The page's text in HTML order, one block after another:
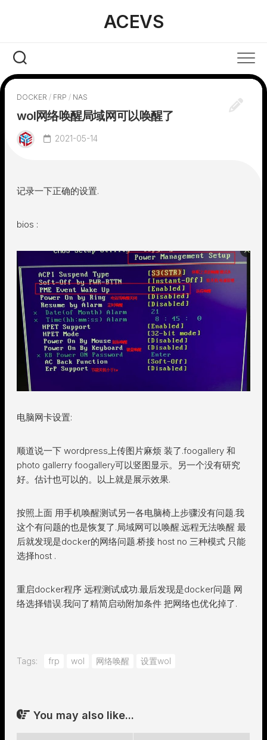
ACEVS
DOCKER / FRP / NAS
wol网络唤醒局域网可以唤醒了
2021-05-14
记录一下正确的设置.
bios :
电脑网卡设置:
顺道说一下 wordpress上传图片麻烦 装了.foogallery 和
photo gallerry foogallery可以竖图显示。另一个没有研究
好。估计也可以的。以上就是展示效果.
按照上面 用手机唤醒测试另一各电脑椅上步骤没有问题.我
这个有问题的也是恢复了.局域网可以唤醒.远程无法唤醒 最
后就发现是docker的网络问题.桥接 host no 三种模式 只能
选择host .
重启docker程序 远程测试成功.最后发现是docker问题 网
络选择错误.我问了精简启动附加条件 把网络也优化掉了.
Tags: frp wol 网络唤醒 设置wol
You may also like...